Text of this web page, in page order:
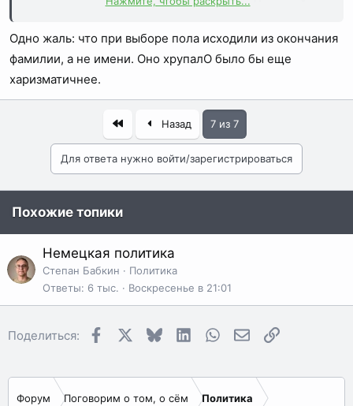
журналистами о мудрешЕЙ Тино Хруппала
Владимира Путина
Одно жаль: что при выборе пола исходили из окончания
фамилии, а не имени. Оно хрупалО было бы еще
харизматичнее.
ПервыйНазад 7 из 7
Для ответа нужно войти/зарегистрироваться
Похожие топики
Немецкая политика
Степан Бабкин
Политика
Ответы
6 тыс. Воскресенье в 21:01
Поделиться: Facebook BlueskyLinkedInWhatsAppЭлектронная
Ссылка
Форум Поговорим о том, о сём Политика